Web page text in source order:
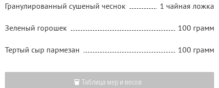
Гранулированный сушеный чеснок 1 чайная ложка
Зеленый горошек 100 грамм
Тертый сыр пармезан 100 грамм
Таблица мер и весов